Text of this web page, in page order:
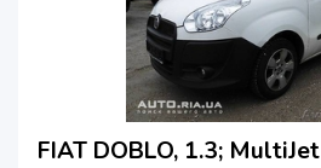
FIAT DOBLO, 1.3; MultiJet